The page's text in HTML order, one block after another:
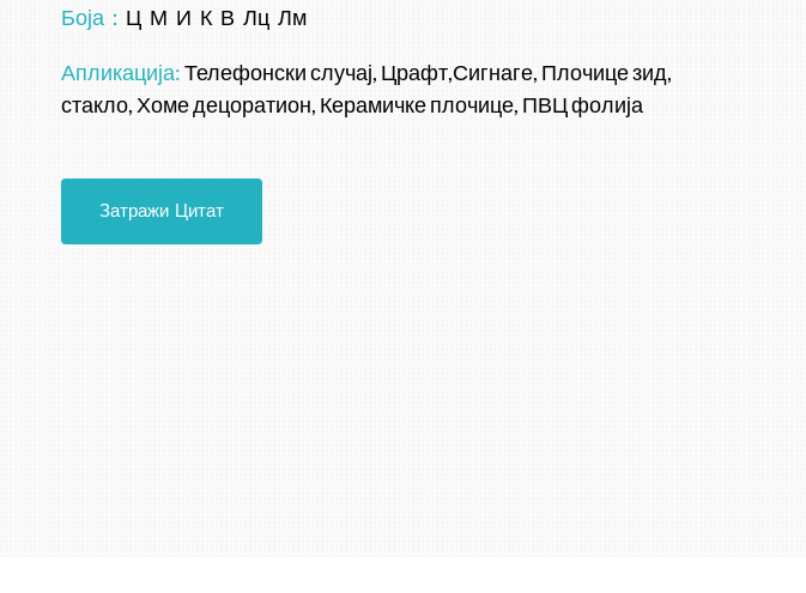
Боја： Ц М И К В Лц Лм
Апликација:Телефонски случај, Црафт,Сигнаге, Плочице зид,
стакло, Хоме децоратион, Керамичке плочице, ПВЦ фолија
Затражи Цитат